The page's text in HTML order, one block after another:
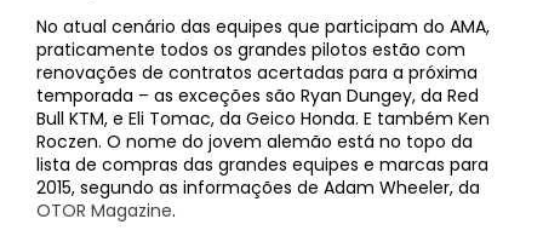
No atual cenário das equipes que participam do AMA,
praticamente todos os grandes pilotos estão com
renovações de contratos acertadas para a próxima
temporada – as exceções são Ryan Dungey, da Red
Bull KTM, e Eli Tomac, da Geico Honda. E também Ken
Roczen. O nome do jovem alemão está no topo da
lista de compras das grandes equipes e marcas para
2015, segundo as informações de Adam Wheeler, da
OTOR Magazine.